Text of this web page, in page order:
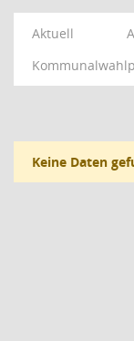
Aktuell
Keine Daten